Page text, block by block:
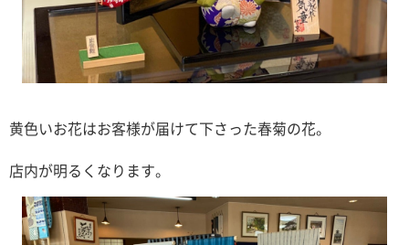
黄色いお花はお客様が届けて下さった春菊の花。
店内が明るくなります。